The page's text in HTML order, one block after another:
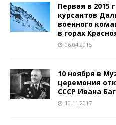
Первая в 2015
курсантов
военного
в горах
06.04.2015
10 ноября в
церемония
СССР Ивана
10.11.2017